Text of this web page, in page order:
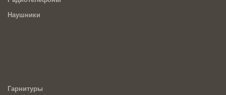
Наушники
Гарнитуры